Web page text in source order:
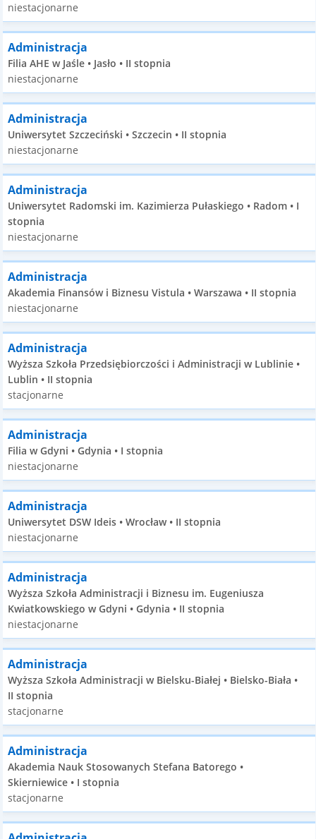
niestacjonarne
Administracja
Filia AHE w Jaśle • Jasło • II stopnia
niestacjonarne
Administracja
Uniwersytet Szczeciński • Szczecin • II stopnia
niestacjonarne
Administracja
Uniwersytet Radomski im. Kazimierza Pułaskiego • Radom • I
stopnia
niestacjonarne
Administracja
Akademia Finansów i Biznesu Vistula • Warszawa • II stopnia
niestacjonarne
Administracja
Wyższa Szkoła Przedsiębiorczości i Administracji w Lublinie •
Lublin • II stopnia
stacjonarne
Administracja
Filia w Gdyni • Gdynia • I stopnia
niestacjonarne
Administracja
Uniwersytet DSW Ideis • Wrocław • II stopnia
niestacjonarne
Administracja
Wyższa Szkoła Administracji i Biznesu im. Eugeniusza
Kwiatkowskiego w Gdyni • Gdynia • II stopnia
niestacjonarne
Administracja
Wyższa Szkoła Administracji w Bielsku-Białej • Bielsko-Biała •
II stopnia
stacjonarne
Administracja
Akademia Nauk Stosowanych Stefana Batorego •
Skierniewice • I stopnia
stacjonarne